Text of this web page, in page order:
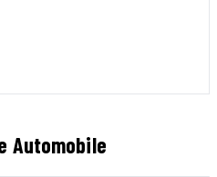
Automobile